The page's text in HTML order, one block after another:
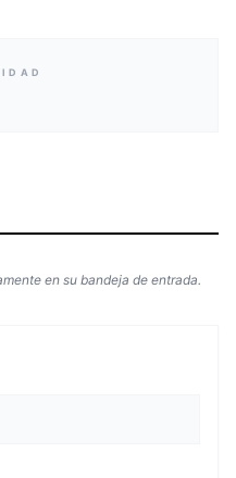
en su bandeja de entrada.